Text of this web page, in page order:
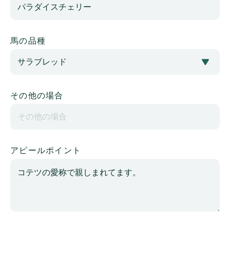
馬の品種
その他の場合
アピールポイント